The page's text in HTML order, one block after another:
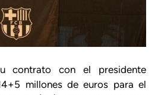
contrato con el presidente
millones de euros para el